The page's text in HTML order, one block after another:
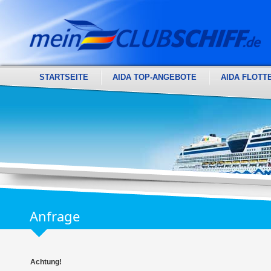
STARTSEITE AIDA TOP-ANGEBOTE AIDA
Anfrage
Achtung!